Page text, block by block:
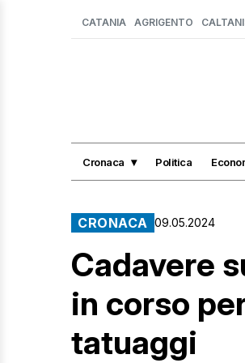
CATANIA AGRIGENTO
Cronaca Politica
CRONACA 09.05.2024
Cadavere
in corso
tatuaggi